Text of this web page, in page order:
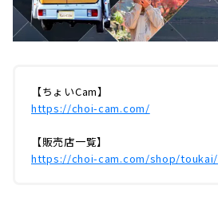
【ちょいCam】
https://choi-cam.com/
【販売店一覧】
https://choi-cam.com/shop/toukai/